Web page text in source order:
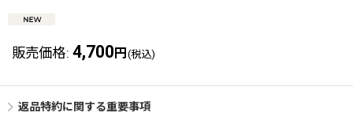
販売価格: 4,700 円 (税込)
返品特約に関する重要事項